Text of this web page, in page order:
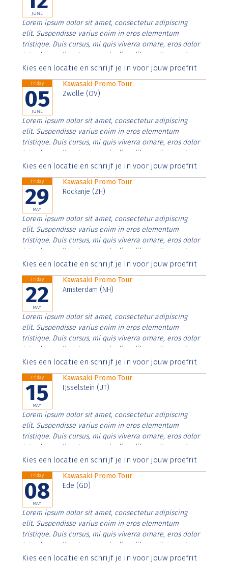
JUNE
Lorem ipsum dolor sit amet, consectetur adipiscing
elit. Suspendisse varius enim in eros elementum
tristique. Duis cursus, mi quis viverra ornare, eros dolor
interdum nulla, ut commodo diam libero vitae erat.
Aenean faucibus nibh et justo cursus id rutrum lorem
Kies een locatie en schrijf je in voor jouw proefrit
Friday
05
JUNE
Kawasaki Promo Tour
Zwolle (OV)
Lorem ipsum dolor sit amet, consectetur adipiscing
elit. Suspendisse varius enim in eros elementum
tristique. Duis cursus, mi quis viverra ornare, eros dolor
interdum nulla, ut commodo diam libero vitae erat.
Aenean faucibus nibh et justo cursus id rutrum lorem
Kies een locatie en schrijf je in voor jouw proefrit
Friday
29
MAY
Kawasaki Promo Tour
Rockanje (ZH)
Lorem ipsum dolor sit amet, consectetur adipiscing
elit. Suspendisse varius enim in eros elementum
tristique. Duis cursus, mi quis viverra ornare, eros dolor
interdum nulla, ut commodo diam libero vitae erat.
Aenean faucibus nibh et justo cursus id rutrum lorem
Kies een locatie en schrijf je in voor jouw proefrit
Friday
22
MAY
Kawasaki Promo Tour
Amsterdam (NH)
Lorem ipsum dolor sit amet, consectetur adipiscing
elit. Suspendisse varius enim in eros elementum
tristique. Duis cursus, mi quis viverra ornare, eros dolor
interdum nulla, ut commodo diam libero vitae erat.
Aenean faucibus nibh et justo cursus id rutrum lorem
Kies een locatie en schrijf je in voor jouw proefrit
Friday
15
MAY
Kawasaki Promo Tour
IJsselstein (UT)
Lorem ipsum dolor sit amet, consectetur adipiscing
elit. Suspendisse varius enim in eros elementum
tristique. Duis cursus, mi quis viverra ornare, eros dolor
interdum nulla, ut commodo diam libero vitae erat.
Aenean faucibus nibh et justo cursus id rutrum lorem
Kies een locatie en schrijf je in voor jouw proefrit
Friday
08
MAY
Kawasaki Promo Tour
Ede (GD)
Lorem ipsum dolor sit amet, consectetur adipiscing
elit. Suspendisse varius enim in eros elementum
tristique. Duis cursus, mi quis viverra ornare, eros dolor
interdum nulla, ut commodo diam libero vitae erat.
Aenean faucibus nibh et justo cursus id rutrum lorem
Kies een locatie en schrijf je in voor jouw proefrit